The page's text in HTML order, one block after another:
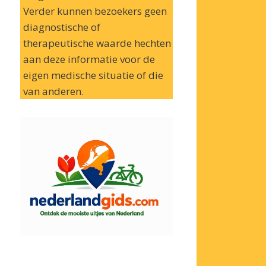
Verder kunnen bezoekers geen
diagnostische of
therapeutische waarde hechten
aan deze informatie voor de
eigen medische situatie of die
van anderen.